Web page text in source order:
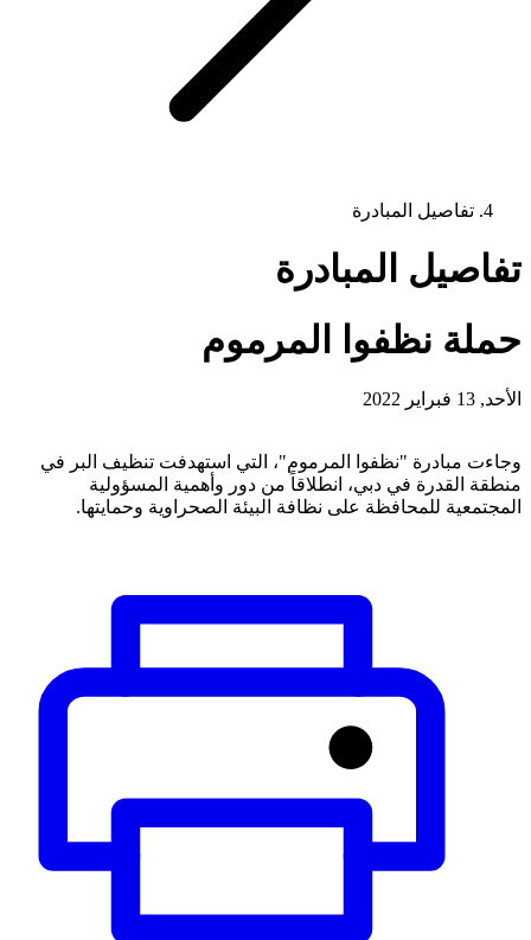
تفاصيل المبادرة
تفاصيل المبادرة
حملة نظفوا المرموم
الأحد, 13 فبراير 2022
وجاءت مبادرة "نظفوا المرموم"، التي استهدفت تنظيف البر في
منطقة القدرة في دبي، انطلاقاً من دور وأهمية المسؤولية
المجتمعية للمحافظة على نظافة البيئة الصحراوية وحمايتها.